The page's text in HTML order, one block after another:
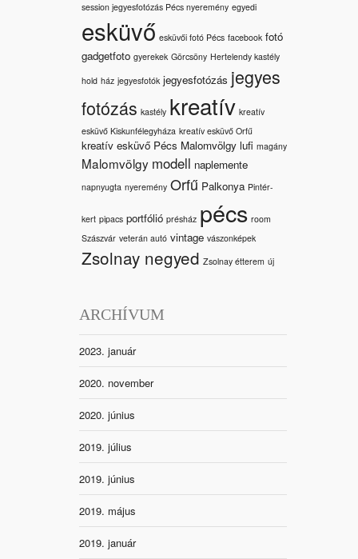
session jegyesfotózás Pécs nyeremény egyedi
esküvő esküvői fotó Pécs facebook fotó
gadgetfoto gyerekek Görcsöny Hertelendy kastély
hold ház jegyesfotók jegyesfotózás jegyes
fotózás kastély kreatív kreatív
esküvő Kiskunfélegyháza kreatív esküvő Orfű
kreatív esküvő Pécs Malomvölgy lufi magány
Malomvölgy modell naplemente
napnyugta nyeremény Orfű Palkonya Pintér-
kert pipacs portfólió présház pécs room
Szászvár veterán autó vintage vászonképek
Zsolnay negyed Zsolnay étterem új
ARCHÍVUM
2023. január
2020. november
2020. június
2019. július
2019. június
2019. május
2019. január